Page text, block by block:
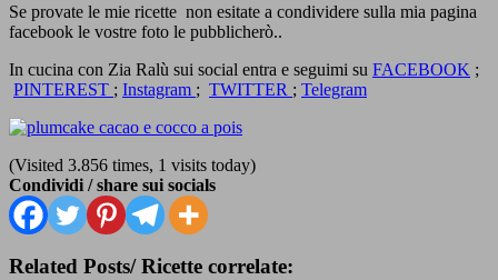
Se provate le mie ricette non esitate a condividere sulla mia pagina
facebook le vostre foto le pubblicherò..
In cucina con Zia Ralù sui social entra e seguimi su FACEBOOK ;
PINTEREST ; Instagram ; TWITTER ; Telegram
(Visited 3.856 times, 1 visits today)
Condividi / share sui socials
Related Posts/ Ricette correlate: